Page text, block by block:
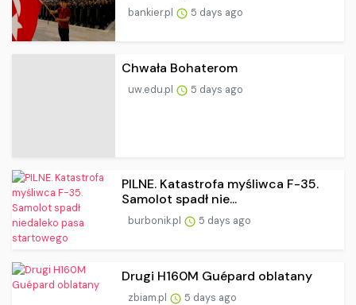
bankier.pl 5 days ago
Chwała Bohaterom
uw.edu.pl 5 days ago
PILNE. Katastrofa myśliwca F-35.
Samolot spadł nie...
burbonik.pl 5 days ago
Drugi H160M Guépard oblatany
zbiam.pl 5 days ago